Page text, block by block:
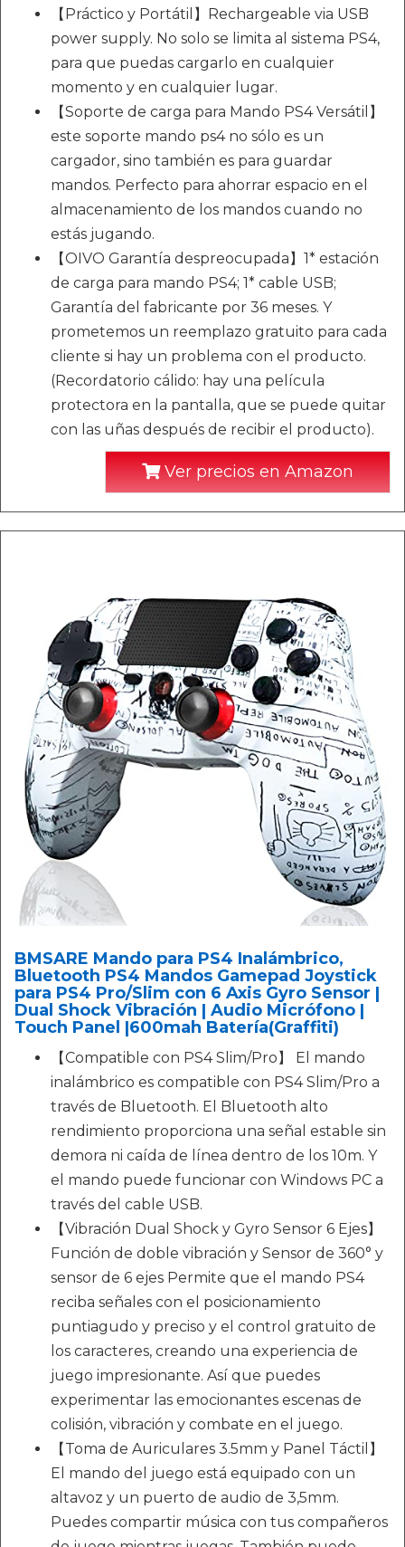
【Práctico y Portátil】Rechargeable via USB
power supply. No solo se limita al sistema PS4,
para que puedas cargarlo en cualquier
momento y en cualquier lugar.
【Soporte de carga para Mando PS4 Versátil】
este soporte mando ps4 no sólo es un
cargador, sino también es para guardar
mandos. Perfecto para ahorrar espacio en el
almacenamiento de los mandos cuando no
estás jugando.
【OIVO Garantía despreocupada】1* estación
de carga para mando PS4; 1* cable USB;
Garantía del fabricante por 36 meses. Y
prometemos un reemplazo gratuito para cada
cliente si hay un problema con el producto.
(Recordatorio cálido: hay una película
protectora en la pantalla, que se puede quitar
con las uñas después de recibir el producto).
Ver precios en Amazon
BMSARE Mando para PS4 Inalámbrico,
Bluetooth PS4 Mandos Gamepad Joystick
para PS4 Pro/Slim con 6 Axis Gyro Sensor |
Dual Shock Vibración | Audio Micrófono |
Touch Panel |600mah Batería(Graffiti)
【Compatible con PS4 Slim/Pro】 El mando
inalámbrico es compatible con PS4 Slim/Pro a
través de Bluetooth. El Bluetooth alto
rendimiento proporciona una señal estable sin
demora ni caída de línea dentro de los 10m. Y
el mando puede funcionar con Windows PC a
través del cable USB.
【Vibración Dual Shock y Gyro Sensor 6 Ejes】
Función de doble vibración y Sensor de 360° y
sensor de 6 ejes Permite que el mando PS4
reciba señales con el posicionamiento
puntiagudo y preciso y el control gratuito de
los caracteres, creando una experiencia de
juego impresionante. Así que puedes
experimentar las emocionantes escenas de
colisión, vibración y combate en el juego.
【Toma de Auriculares 3.5mm y Panel Táctil】
El mando del juego está equipado con un
altavoz y un puerto de audio de 3,5mm.
Puedes compartir música con tus compañeros